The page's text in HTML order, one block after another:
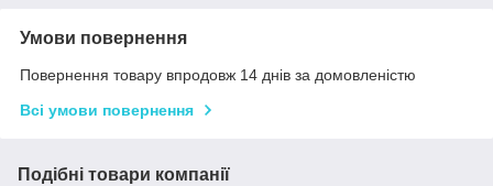
Умови повернення
Повернення товару впродовж 14 днів за домовленістю
Всі умови повернення
Подібні товари компанії